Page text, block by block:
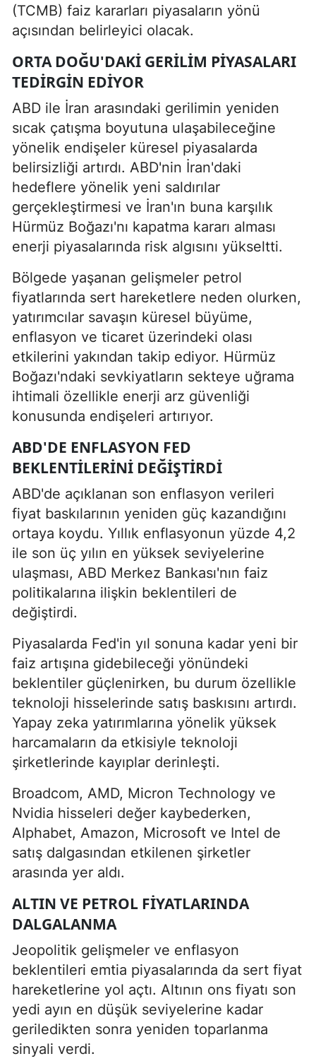
(TCMB) faiz kararları piyasaların yönü
açısından belirleyici olacak.
ORTA DOĞU'DAKI GERILIM PIYASALARI
TEDIRGIN EDIYOR
ABD ile İran arasındaki gerilimin yeniden
sıcak çatışma boyutuna ulaşabileceğine
yönelik endişeler küresel piyasalarda
belirsizliği artırdı. ABD'nin İran'daki
hedeflere yönelik yeni saldırılar
gerçekleştirmesi ve İran'ın buna karşılık
Hürmüz Boğazı'nı kapatma kararı alması
enerji piyasalarında risk algısını yükseltti.
Bölgede yaşanan gelişmeler petrol
fiyatlarında sert hareketlere neden olurken,
yatırımcılar savaşın küresel büyüme,
enflasyon ve ticaret üzerindeki olası
etkilerini yakından takip ediyor. Hürmüz
Boğazı'ndaki sevkiyatların sekteye uğrama
ihtimali özellikle enerji arz güvenliği
konusunda endişeleri artırıyor.
ABD'DE ENFLASYON FED
BEKLENTILERINI DEĞIŞTIRDI
ABD'de açıklanan son enflasyon verileri
fiyat baskılarının yeniden güç kazandığını
ortaya koydu. Yıllık enflasyonun yüzde 4,2
ile son üç yılın en yüksek seviyelerine
ulaşması, ABD Merkez Bankası'nın faiz
politikalarına ilişkin beklentileri de
değiştirdi.
Piyasalarda Fed'in yıl sonuna kadar yeni bir
faiz artışına gidebileceği yönündeki
beklentiler güçlenirken, bu durum özellikle
teknoloji hisselerinde satış baskısını artırdı.
Yapay zeka yatırımlarına yönelik yüksek
harcamaların da etkisiyle teknoloji
şirketlerinde kayıplar derinleşti.
Broadcom, AMD, Micron Technology ve
Nvidia hisseleri değer kaybederken,
Alphabet, Amazon, Microsoft ve Intel de
satış dalgasından etkilenen şirketler
arasında yer aldı.
ALTIN VE PETROL FIYATLARINDA
DALGALANMA
Jeopolitik gelişmeler ve enflasyon
beklentileri emtia piyasalarında da sert fiyat
hareketlerine yol açtı. Altının ons fiyatı son
yedi ayın en düşük seviyelerine kadar
geriledikten sonra yeniden toparlanma
sinyali verdi.